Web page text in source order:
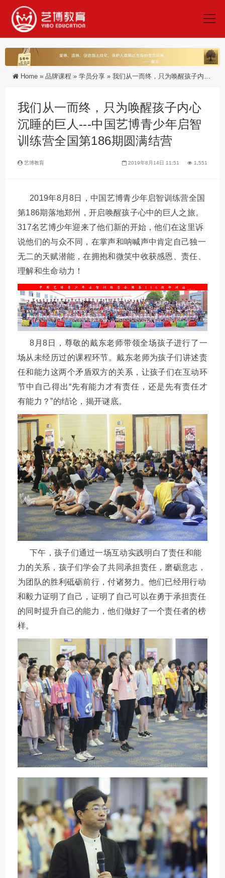
Home » 品牌课程 » 学员分享 » 我们从一而终，只为唤醒孩子内心沉睡的巨人---中国艺博青少年启智训练营全国第186期圆满结营
我们从一而终，只为唤醒孩子内心
沉睡的巨人---中国艺博青少年启智
训练营全国第186期圆满结营
艺博教育 2019年8月14日 11:51 1,551
2019年8月8日，中国艺博青少年启智训练营全国
第186期落地郑州，开启唤醒孩子心中的巨人之旅。
317名艺博少年迎来了他们新的开始，他们在这里诉
说他们的与众不同，在掌声和呐喊声中肯定自己独一
无二的天赋潜能，在拥抱和微笑中收获感恩、责任、
理解和生命动力！
8月8日，尊敬的戴东老师带领全场孩子进行了一
场从未经历过的课程环节。戴东老师为孩子们讲述责
任和能力这两个矛盾双方的关系，让孩子们在互动环
节中自己得出“先有能力才有责任，还是先有责任才
有能力？”的结论，揭开谜底。
下午，孩子们通过一场互动实践明白了责任和能
力的关系，孩子们学会了共同承担责任，磨砺意志，
为团队的胜利砥砺前行，付诸努力。他们已经用行动
和毅力证明了自己，证明了自己可以在勇于承担责任
的同时提升自己的能力，他们做好了一个责任者的榜
样。